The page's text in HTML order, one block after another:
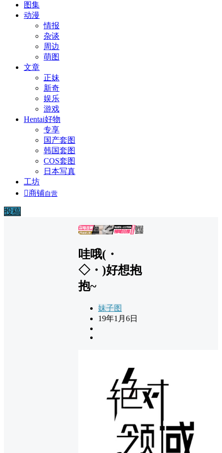
图集
动漫
情报
杂谈
周边
萌图
文章
正妹
新奇
娱乐
游戏
Hentai好物
专享
国产套图
韩国套图
COS套图
日本写真
工坊
商铺自营
投稿
广告
哇哦(・
◇・)好想抱
抱~
妹子图
19年1月6日